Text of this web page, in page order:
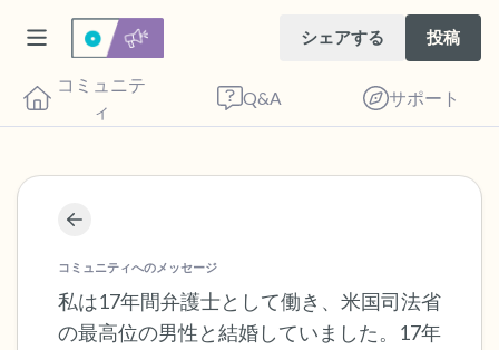
シェアする 投稿
コミュニテ
ィ
Q&A サポート
コミュニティへのメッセージ
私は17年間弁護士として働き、米国司法省
の最高位の男性と結婚していました。17年
座り心地の良い場所を見つけてください。
目を軽く閉じて、深呼吸を数回します。鼻
から息を吸い（3つ数え）、口から息を吐
きます（3つ数え）。さあ、目を開けて周